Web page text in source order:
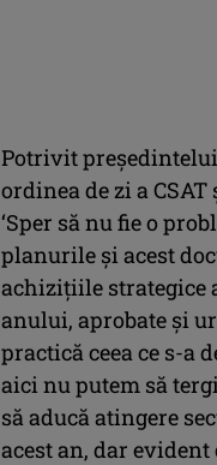
Potrivit
ordinea de zi a
‘Sper să nu fie o
planurile şi acest
achiziţiile strategice
anului, aprobate şi
practică ceea ce s-a
aici nu putem să
să aducă atingere
acest an, dar